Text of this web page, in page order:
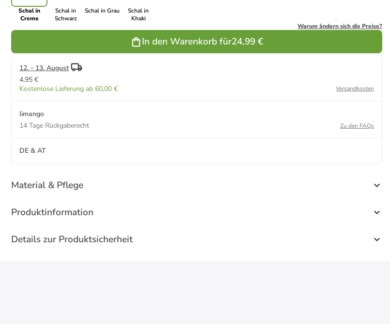
Schal in
Creme
Schal in
Schwarz
Schal in Grau
Schal in
Khaki
Warum ändern sich die Preise?
In den Warenkorb für24,99 €
12. - 13. August
4,95 €
Kostenlose Lieferung ab 60,00 €
Versandkosten
limango
14 Tage Rückgaberecht
Zu den FAQs
DE & AT
Material & Pflege
Produktinformation
Details zur Produktsicherheit